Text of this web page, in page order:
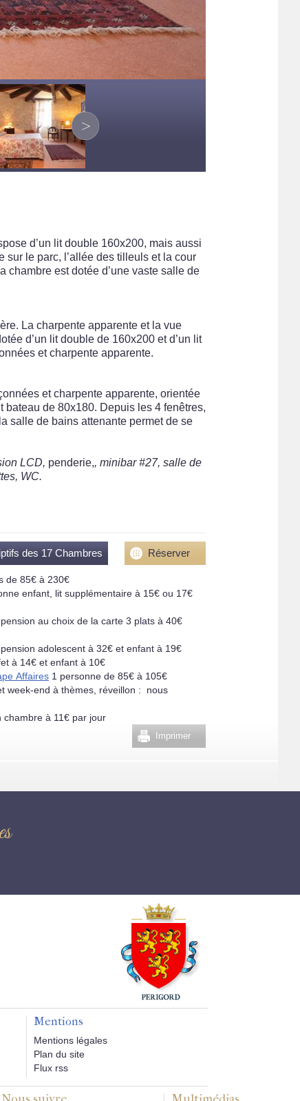
d’un lit double 160x200, mais aussi
sur le parc, l’allée des tilleuls et la cour
chambre est dotée d’une vaste salle de
La charpente apparente et la vue
d’un lit double de 160x200 et d’un lit
et charpente apparente.
et charpente apparente, orientée
de 80x180. Depuis les 4 fenêtres,
salle de bains attenante permet de se
LCD, penderie,, minibar #27, salle de
WC.
Réserver
des 17 Chambres
de 85€ à 230€
enfant, lit supplémentaire à 15€ ou 17€
au choix de la carte 3 plats à 40€
adolescent à 32€ et enfant à 19€
à 14€ et enfant à 10€
Affaires1 personne de 85€ à 105€
week-end à thèmes, réveillon : nous
chambre à 11€ par jour
Imprimer
Mentions
Mentions légales
Plan du site
Flux rss